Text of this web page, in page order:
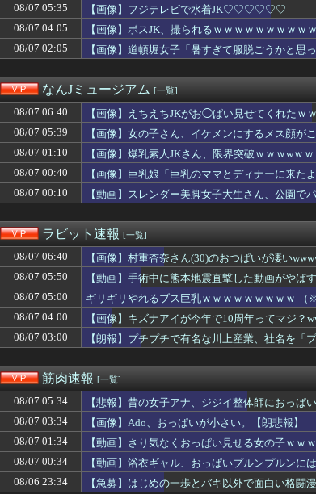
日本人「35%が離婚します」←もっと考えて結婚しろよ
【悲報】60代男さん、小学生に秘めた夢を語って通報される
シカホワ村上宗隆、通訳なしで普通に会話。コーチ「今10段
彼女「おﾁﾝﾁﾝ小さいくせに！」ワイ「そのﾁﾝﾁﾝで毎回イッて
ワイ昨夜、間違えて上司のパソコンのコンセントを抜いたら
ジャンプラ、モーニングみたいな新連載が始まるｗｗｗｗｗｗ
【画像】脱いだ瞬間ドスケベになるボーイッシュ女子、見つ
【動画】熊本地震の瞬間の手術室の防犯カメラ映像、公開さ
元ＮＨＫ中川安奈アナがミニスカポリスのコスプレ披露ｗｗ
【動画】女子ビーチバレー選手「我々は純粋に競技をしてるの
【画像】本田望結の妹、姉より暴力的なお乳をしてしまう
ギリギリやれるブス巨乳ｗｗｗｗｗｗｗｗｗ （※画像あり）
【閲覧注意】メキシコのインフルエンサー「今日は友達と配
意識高い系「インドに５年住んだら人生観かわる」←これｗ
「Linuxで十分じゃね…？」世界が気付き始める Linuxの市場
「Linuxで十分じゃね…？」世界が気付き始める Linuxの市場
20年振りに10円ガム食べた結果ｗｗｗｗｗｗｗｗｗｗｗｗｗ
【画像】二瓶有加さんお胸が過ぎるｗｗｗｗｗｗｗ
妻「今日そうめんでいい？」 夫「いいよー」 妻「"で"いい
【悲報】ソープでイッた後に嬢の耳元で「好き」って囁く瞬間
女とサシ飲み行ってワイが全額払ったら「今度は私が払うか
ぼく「妹がぼくの子供を妊娠したんだ…」父「！？実は俺と
【福岡】西鉄、天神駅と薬院駅の駅構内で不審な音声（下ネ
【画像】ボスJK、撮られるｗｗｗｗｗｗｗｗｗｗ
【画像】森香澄さんのJK姿😍ｗｗ😍ｗ😍ｗｗｗ😍ｗｗｗｗｗ
【画像】元・小倉優香さん、水着グラビア復帰してシコらせ
【画像】サナ、スカートがめくれえっちなショーツ丸見え
【画像】日本の富豪「数千万円する腕時計最高！ｗｗｗ」欧
【画像】キズナアイが今年で10周年ってマジ？
劇団員やってる友達からたまにチケット買わされるから見に
【画像】24歳の人妻さん、露天風呂で撮られるｗｗｗｗｗｗｗ
08/07 05:35
【画像】フジテレビで水着JK♡♡♡♡♡♡
08/07 04:05
【画像】ボスJK、撮られるｗｗｗｗｗｗｗｗｗｗ
08/07 02:05
【画像】道頓堀女子「暑すぎて服脱ごうかと思
なんJミュージアム [一覧]
08/07 06:40
【画像】えちえちJKがお◯ぱい見せてくれたｗ
08/07 05:39
【画像】女の子さん、イケメンにするメス顔が
08/07 01:10
【画像】爆乳素人JKさん、限界突破ｗｗｗwｗ
08/07 00:40
【画像】巨乳娘「巨乳のママとディナーに来た
08/07 00:10
【動画】スレンダー美脚女子大生さん、公園
ラビット速報 [一覧]
08/07 06:40
【画像】村重杏奈さん(30)のおつぱいが凄い
08/07 05:50
【動画】手術中に熊本地震直撃した動画がやば
08/07 05:00
ギリギリやれるブス巨乳ｗｗｗｗｗｗｗｗｗ （
08/07 04:00
【画像】キズナアイが今年で10周年ってマジ？
08/07 03:00
【朗報】プチプチで有名な川上産業、社名を「
筋肉速報 [一覧]
08/07 05:34
【悲報】昔の女子アナ、ジジイ整体師におっぱ
08/07 03:34
【画像】Ado、おっぱいが小さい。【朗悲報】
08/07 01:34
【動画】さり気なくおっぱい見せる女の子ｗｗ
08/07 00:34
【動画】浴衣ギャル、おっぱいプルンプルンに
08/06 23:34
【急募】はじめの一歩とバキ以外で面白い格闘